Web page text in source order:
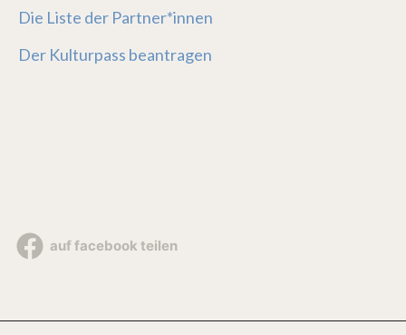
Die Liste der Partner*innen
Der Kulturpass beantragen
auf facebook teilen